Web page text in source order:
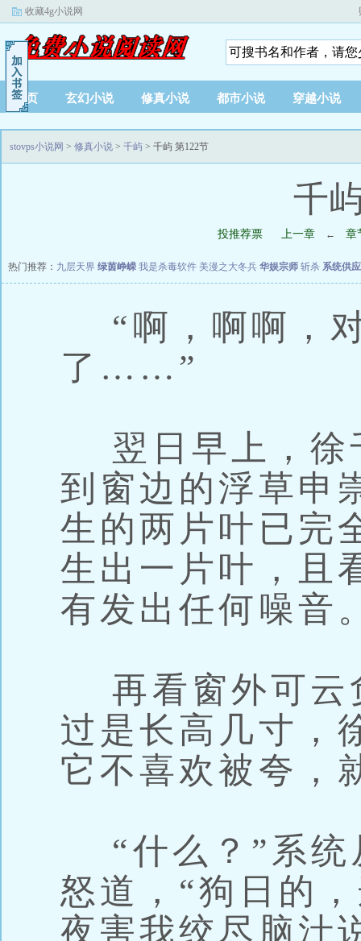
收藏4g小说网
首页 玄幻小说 修真小说 都市小说 穿越小说
stovps小说网 > 修真小说 > 千屿 > 千屿 第122节
千
投推荐票 上一章 ← 章
热门推荐： 九层天界 绿茵峥嵘 我是杀毒软件 美漫之大冬兵 华娱宗师 斩杀 系统供
“啊，啊啊，
了……”
翌日早上，徐
到窗边的浮草申
生的两片叶已完
生出一片叶，且
有发出任何噪音
再看窗外可云
过是长高几寸，
它不喜欢被夸，
“什么？”系统
怒道，“狗日的
夜害我绞尽脑汁